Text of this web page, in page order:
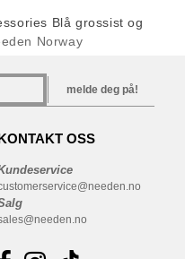
Blå grossist og
Norway
melde deg på!
OSS